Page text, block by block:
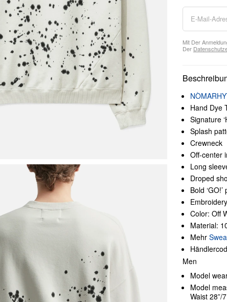
Mit Der
Der
Hand Dye
Signature
Splash
Crewneck
Off-center
Long
Droped
Bold
Color: Off
Material:
Mehr
Men
Model
Model
Waist 28”/